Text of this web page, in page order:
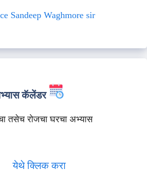
Sandeep Waghmore sir
कॅलेंडर
तसेच रोजचा घरचा अभ्यास
येथे क्लिक करा